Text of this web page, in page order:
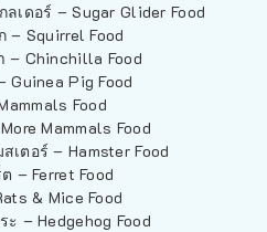
ลเดอร์ – Sugar Glider Food
– Squirrel Food
– Chinchilla Food
Guinea Pig Food
Food
Mammals Food
เตอร์ – Hamster Food
– Ferret Food
& Mice Food
ะ – Hedgehog Food